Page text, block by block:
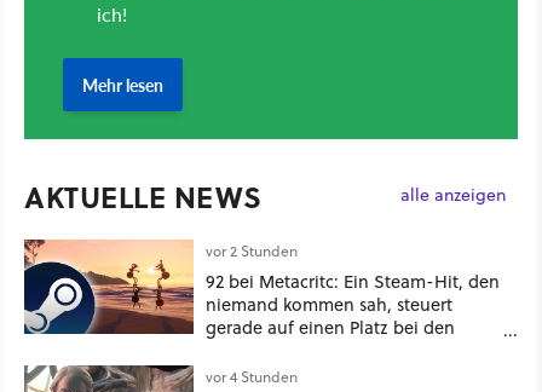
AKTUELLE NEWS alle anzeigen
vor 2 Stunden
92 bei Metacritc: Ein Steam-Hit, den
niemand kommen sah, steuert
gerade auf einen Platz bei den
vor 4 Stunden